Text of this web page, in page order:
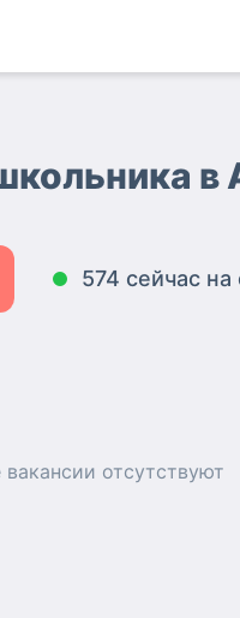
в
574 сейчас на
вакансии отсутствуют